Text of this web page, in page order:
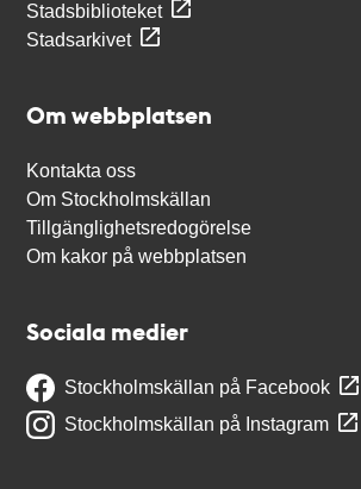
Stadsbiblioteket
Stadsarkivet
Om webbplatsen
Kontakta oss
Om Stockholmskällan
Tillgänglighetsredogörelse
Om kakor på webbplatsen
Sociala medier
Stockholmskällan på Facebook
Stockholmskällan på Instagram